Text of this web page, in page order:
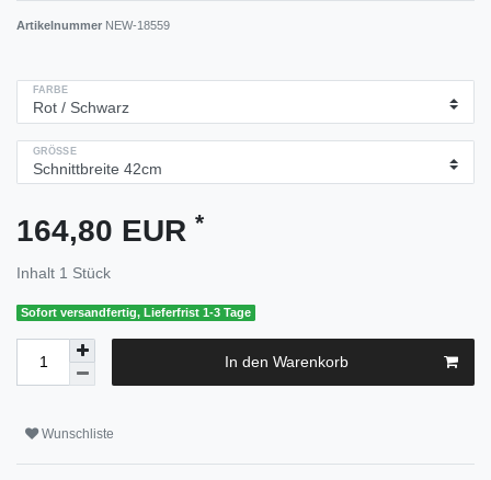
Artikelnummer NEW-18559
FARBE
GRÖSSE
164,80 EUR *
Inhalt 1 Stück
Sofort versandfertig, Lieferfrist 1-3 Tage
In den Warenkorb
Wunschliste